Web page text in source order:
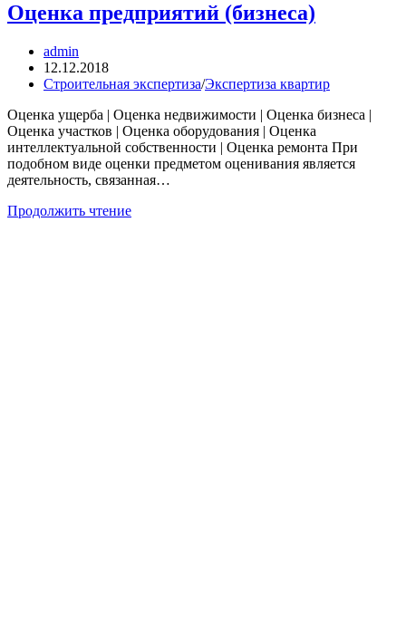
Оценка предприятий (бизнеса)
Автор
записи:
admin
Запись
опубликована:
12.12.2018
Рубрика
Строительная экспертиза/Экспертиза квартир
Оценка ущерба | Оценка недвижимости | Оценка бизнеса |
Оценка участков | Оценка оборудования | Оценка
интеллектуальной собственности | Оценка ремонта При
подобном виде оценки предметом оценивания является
деятельность, связанная…
Продолжить чтениеОценка